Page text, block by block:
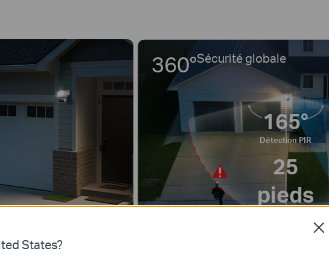
360°Sécurité globale
165°
Détection PIR
25
pieds
States?
Close